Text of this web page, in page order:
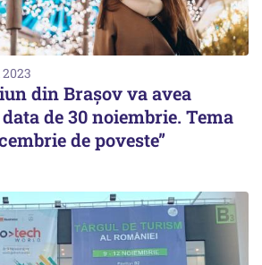
din Braşov va avea
de 30 noiembrie. Tema
de poveste”